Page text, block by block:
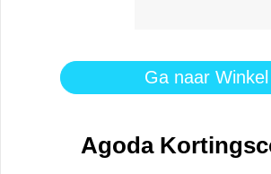
Ga naar Winkel
Agoda